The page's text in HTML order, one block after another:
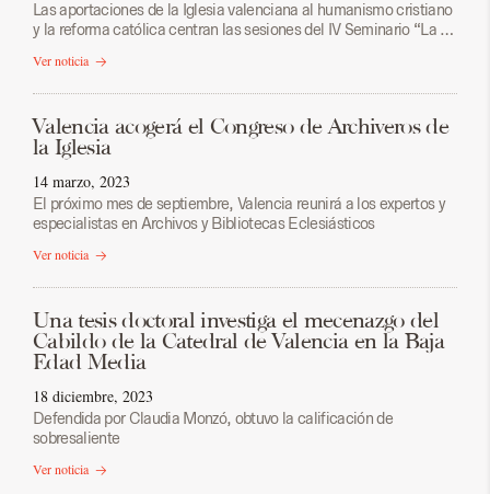
Las aportaciones de la Iglesia valenciana al humanismo cristiano
y la reforma católica centran las sesiones del IV Seminario “La …
Ver noticia
Valencia acogerá el Congreso de Archiveros de
la Iglesia
14 marzo, 2023
El próximo mes de septiembre, Valencia reunirá a los expertos y
especialistas en Archivos y Bibliotecas Eclesiásticos
Ver noticia
Una tesis doctoral investiga el mecenazgo del
Cabildo de la Catedral de Valencia en la Baja
Edad Media
18 diciembre, 2023
Defendida por Claudia Monzó, obtuvo la calificación de
sobresaliente
Ver noticia